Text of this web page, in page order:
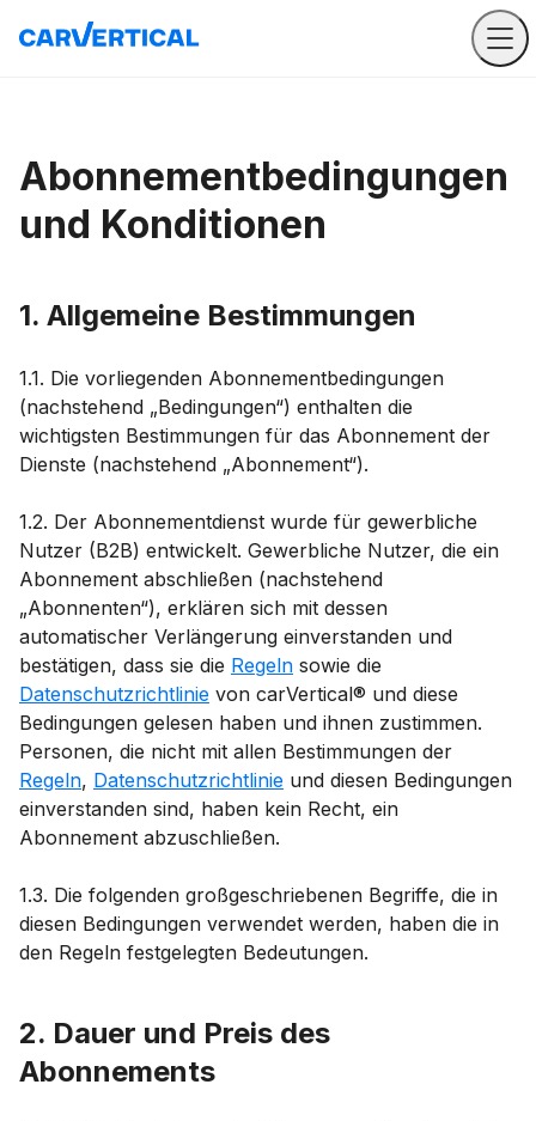
Abonnementbedingungen
und Konditionen
1. Allgemeine Bestimmungen
1.1. Die vorliegenden Abonnementbedingungen
(nachstehend „Bedingungen“) enthalten die
wichtigsten Bestimmungen für das Abonnement der
Dienste (nachstehend „Abonnement“).
1.2. Der Abonnementdienst wurde für gewerbliche
Nutzer (B2B) entwickelt. Gewerbliche Nutzer, die ein
Abonnement abschließen (nachstehend
„Abonnenten“), erklären sich mit dessen
automatischer Verlängerung einverstanden und
bestätigen, dass sie die Regeln sowie die
Datenschutzrichtlinie von carVertical® und diese
Bedingungen gelesen haben und ihnen zustimmen.
Personen, die nicht mit allen Bestimmungen der
Regeln, Datenschutzrichtlinie und diesen Bedingungen
einverstanden sind, haben kein Recht, ein
Abonnement abzuschließen.
1.3. Die folgenden großgeschriebenen Begriffe, die in
diesen Bedingungen verwendet werden, haben die in
den Regeln festgelegten Bedeutungen.
2. Dauer und Preis des
Abonnements